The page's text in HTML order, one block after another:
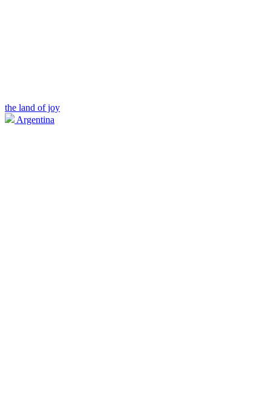
the land of joy
Argentina